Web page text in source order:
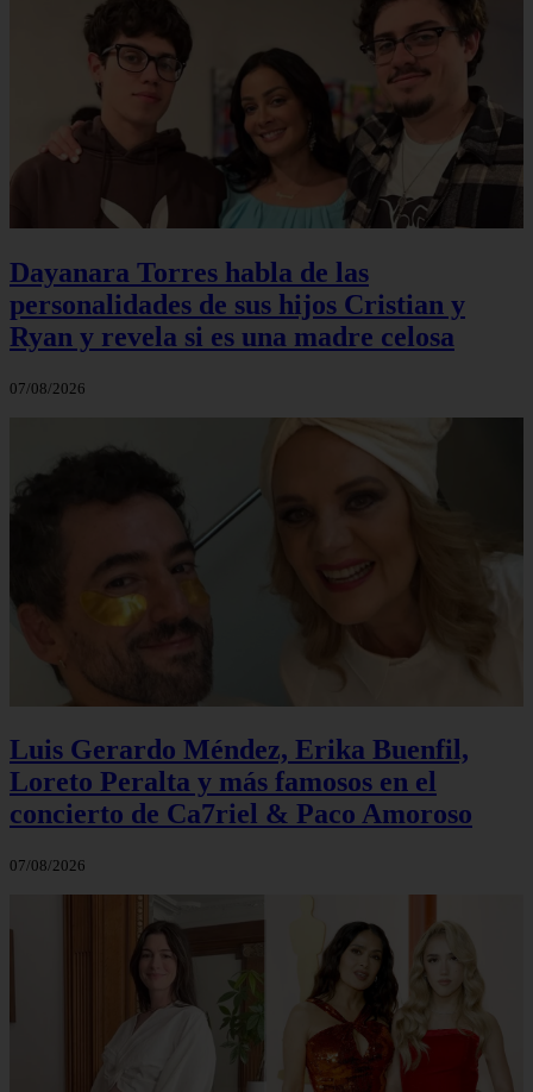
Dayanara Torres habla de las
personalidades de sus hijos Cristian y
Ryan y revela si es una madre celosa
07/08/2026
Luis Gerardo Méndez, Erika Buenfil,
Loreto Peralta y más famosos en el
concierto de Ca7riel & Paco Amoroso
07/08/2026